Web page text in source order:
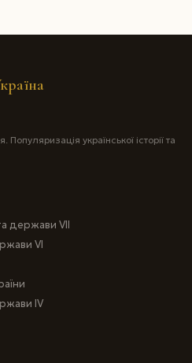
української історії та
держави VII
VI
IV